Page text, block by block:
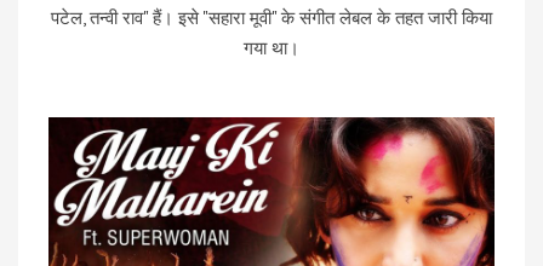
पटेल, तन्वी राव" हैं। इसे "सहारा मूवी" के संगीत लेबल के तहत जारी किया
गया था।